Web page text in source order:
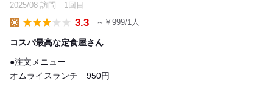
2025/08 訪問 1回目
3.3 ～￥999/1人
コスパ最高な定食屋さん
●注文メニュー
オムライスランチ 950円